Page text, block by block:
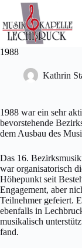
springen
1988
Kathrin
1988 war ein sehr
bevorstehende
dem Ausbau des
Das 16.
war organisatorisch
Höhepunkt seit
Engagement, aber
Teilnehmer gefeiert.
ebenfalls in
musikalisch
fand.